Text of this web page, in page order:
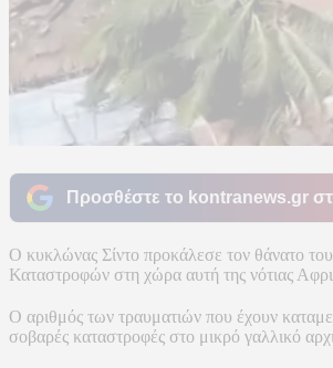
Προσθέστε το kontranews.gr
Ο κυκλώνας Σίντο προκάλεσε τον θάνατο
Καταστροφών στη χώρα αυτή της νότιας
Ο αριθμός των τραυματιών που έχουν
σοβαρές καταστροφές στο μικρό γαλλικό